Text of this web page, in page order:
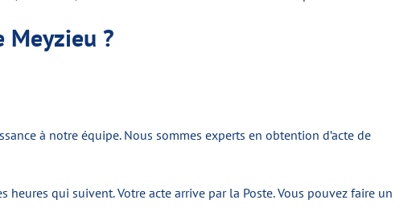
Meyzieu ?
à notre équipe. Nous sommes experts en obtention d’acte de
qui suivent. Votre acte arrive par la Poste. Vous pouvez faire un